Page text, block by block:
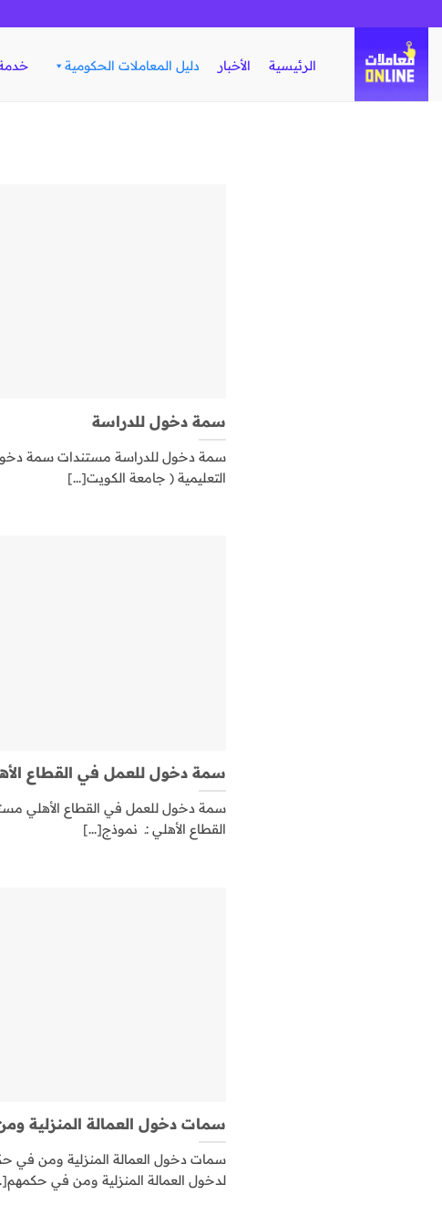
الرئيسية الأخبار دليل المعاملات الحكومية
سمة دخول للدراسة
سمة دخول للدراسة مستندات سمة
التعليمية ( جامعة الكويت[...]
سمة دخول للعمل في القطاع
سمة دخول للعمل في القطاع الأهلي
القطاع الأهلي :ـ نموذج[...]
سمات دخول العمالة المنزلية
سمات دخول العمالة المنزلية ومن
لدخول العمالة المنزلية ومن في